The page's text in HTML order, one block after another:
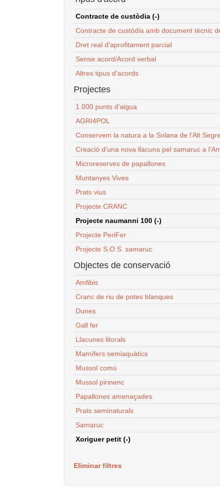
Contracte de custòdia (-)
Contracte de custòdia amb document tècnic
Dret real d'aprofitament parcial
Sense acord/Acord verbal
Altres tipus d'acords
Projectes
1.000 punts d'aigua
AGRI4POL
Conservem la natura a la Solana de l'Alt
Creació d'una nova llacuna pel samaruc a
Microreserves de papallones
Muntanyes Vives
Prats vius
Projecte CRANC
Projecte naumanni 100 (-)
Projecte PeriFer
Projecte S.O.S. samaruc
Objectes de conservació
Amfibis
Cranc de riu de potes blanques
Dunes
Gall fer
Llacunes litorals
Mamífers semiaquàtics
Mussol comú
Mussol pirinenc
Papallones amenaçades
Prats seminaturals
Samaruc
Xoriguer petit (-)
Eliminar filtres